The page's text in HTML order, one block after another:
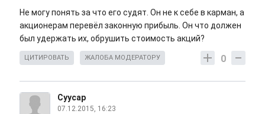
Не могу понять за что его судят. Он не к себе в карман, а
акционерам перевёл законную прибыль. Он что должен
был удержать их, обрушить стоимость акций?
0
ЦИТИРОВАТЬ ЖАЛОБА МОДЕРАТОРУ
Суусар
07.12.2015, 16:23